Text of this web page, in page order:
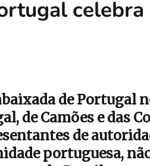
de Portugal
de Camões e das
de
portuguesa,